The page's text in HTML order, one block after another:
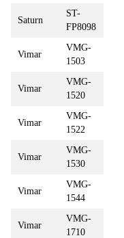
Saturn
ST-
FP8098
Vimar
VMG-
1503
Vimar
VMG-
1520
Vimar
VMG-
1522
Vimar
VMG-
1530
Vimar
VMG-
1544
Vimar
VMG-
1710